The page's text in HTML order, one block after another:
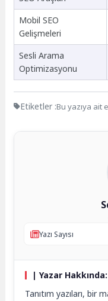
Mobil SEO
Gelişmeleri
Sesli Arama
Optimizasyonu
Etiketler :Bu yazıya ait
Yazı Sayısı
| Yazar Hakkında:
Tanıtım yazıları,